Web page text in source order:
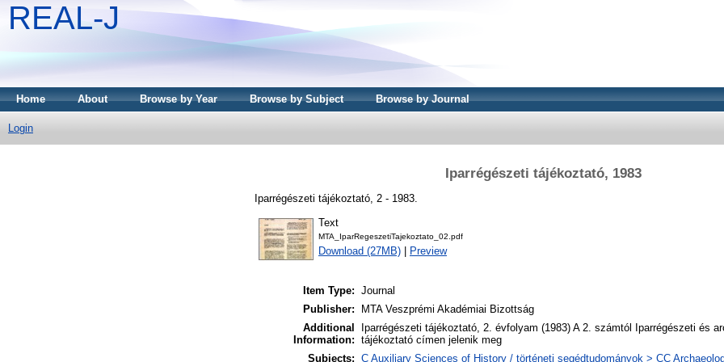
REAL-J
Home About Browse by Year Browse by Subject Browse by Journal
Login
Iparrégészeti tájékoztató, 1983
Iparrégészeti tájékoztató, 2 - 1983.
Text
MTA_IparRegeszetiTajekoztato_02.pdf
Download (27MB) Preview
Item Type: Journal
Publisher:
MTA Veszprémi Akadémiai Bizottság
Additional
Information:
Iparrégészeti tájékoztató, 2. évfolyam (1983) A 2. számtól Iparrégészeti és
tájékoztató címen jelenik meg
Subjects: C Auxiliary Sciences of History / történeti segédtudományok > CC